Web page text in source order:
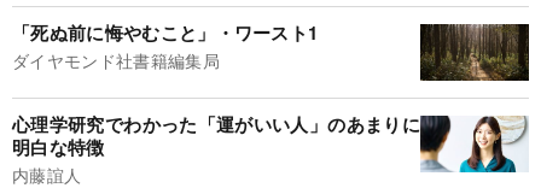
「死ぬ前に悔やむこと」・ワースト1
ダイヤモンド社書籍編集局
心理学研究でわかった「運がいい人」のあまりに
明白な特徴
内藤誼人